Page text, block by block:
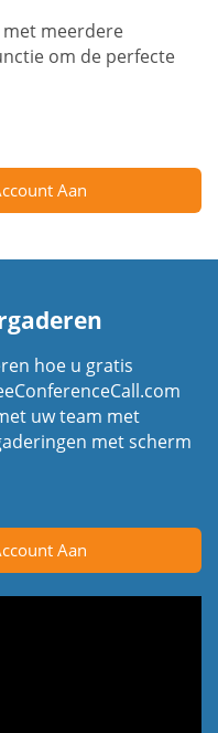
met meerdere
om de perfecte
Aan
hoe u gratis
uw team met
met scherm
Aan